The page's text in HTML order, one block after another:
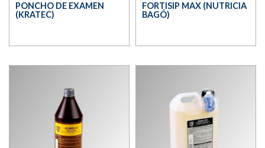
PONCHO DE EXAMEN
(KRATEC)
FORTISIP MAX (NUTRICIA
BAGÓ)